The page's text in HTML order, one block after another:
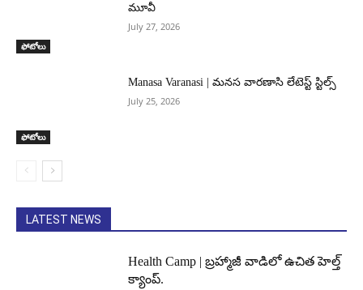
ఫోటోలు
మూవీ
July 27, 2026
ఫోటోలు
Manasa Varanasi | మనస వారణాసి లేటెస్ట్ స్టిల్స్
July 25, 2026
LATEST NEWS
Health Camp | బ్రహ్మాజీ వాడిలో ఉచిత హెల్త్
క్యాంప్.